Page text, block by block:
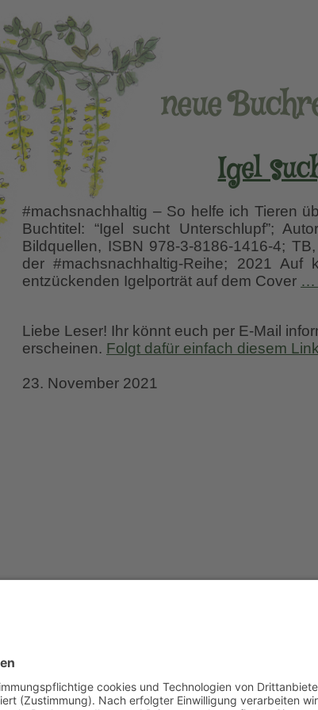
neue
Igel
#machsnachhaltig – So helfe ich Tieren
Buchtitel: “Igel sucht Unterschlupf”;
Bildquellen, ISBN 978-3-8186-1416-4;
der #machsnachhaltig-Reihe; 2021
entzückenden Igelporträt auf dem Cover …
Liebe Leser! Ihr könnt euch per E-Mail
erscheinen. Folgt dafür einfach diesem Link
23. November 2021